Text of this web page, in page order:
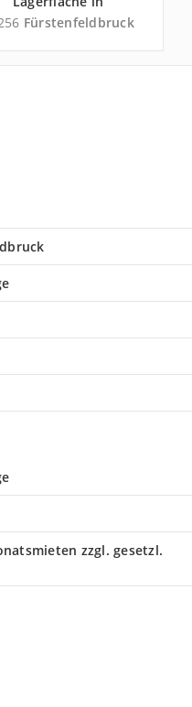
nahe
-
Fürstenfeldbruck
zzgl. gesetzl.